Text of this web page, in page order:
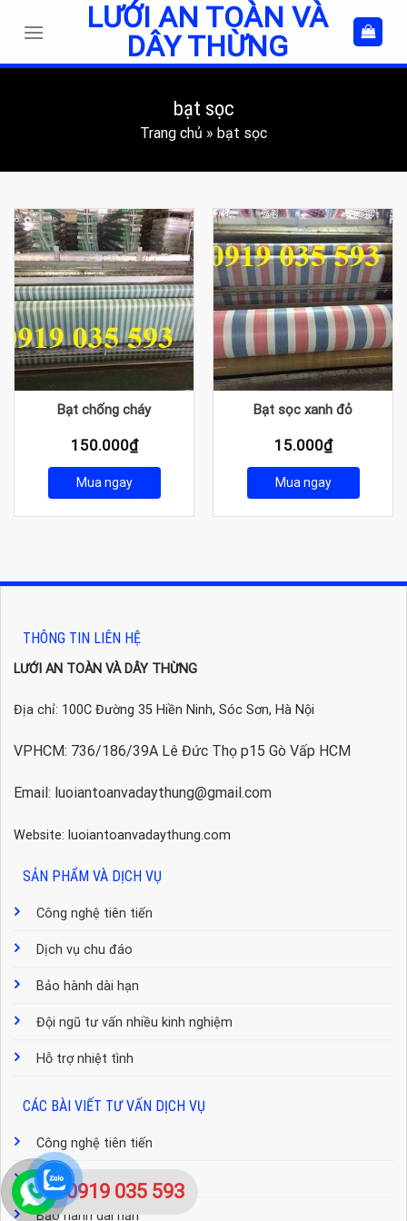
LƯỚI AN TOÀN VÀ
DÂY THỪNG
bạt sọc
Trang chủ » bạt sọc
Bạt chống cháy
150.000₫
Mua ngay
Bạt sọc xanh đỏ
15.000₫
Mua ngay
THÔNG TIN LIÊN HỆ
LƯỚI AN TOÀN VÀ DÂY THỪNG
Địa chỉ: 100C Đường 35 Hiền Ninh, Sóc Sơn, Hà Nội
VPHCM: 736/186/39A Lê Đức Thọ p15 Gò Vấp HCM
Email: luoiantoanvadaythung@gmail.com
Website: luoiantoanvadaythung.com
SẢN PHẨM VÀ DỊCH VỤ
Công nghệ tiên tiến
Dịch vụ chu đáo
Bảo hành dài hạn
Đội ngũ tư vấn nhiều kinh nghiệm
Hỗ trợ nhiệt tình
CÁC BÀI VIẾT TƯ VẤN DỊCH VỤ
Công nghệ tiên tiến
Dịch vụ chu đáo
Bảo hành dài hạn
0919 035 593